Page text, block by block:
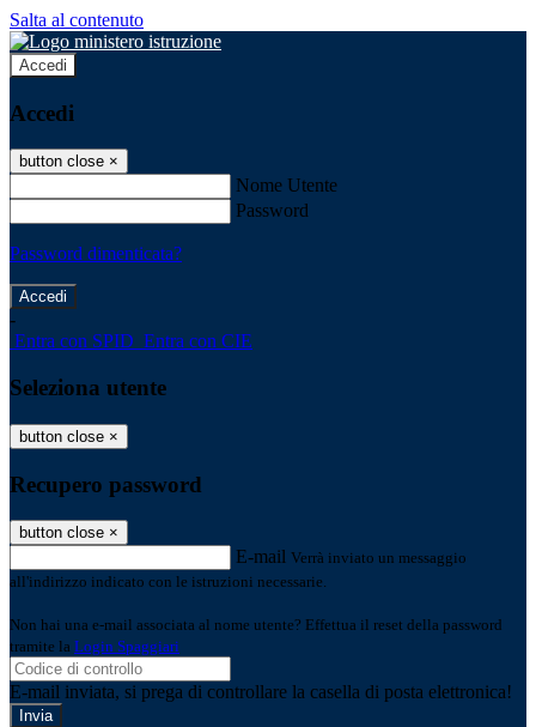
Salta al contenuto
Accedi
Accedi
button close ×
Nome Utente
Password
Password dimenticata?
-
Entra con SPID Entra con CIE
Seleziona utente
button close ×
Recupero password
button close ×
E-mail Verrà inviato un messaggio
all'indirizzo indicato con le istruzioni necessarie.
Non hai una e-mail associata al nome utente? Effettua il reset della password
tramite la Login Spaggiari
E-mail inviata, si prega di controllare la casella di posta elettronica!